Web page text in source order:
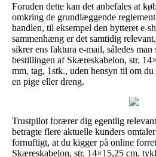
Foruden dette kan det anbefales at
omkring de grundlæggende
handlen, til eksempel den bytteret e-
sammenhæng er det samtidig
sikrer ens faktura e-mail, således man
bestillingen af Skæreskabelon, str.
mm, tag, 1stk., uden hensyn til om
en pige eller dreng.
Trustpilot forærer dig egentlig
betragte flere aktuelle kunders
fornuftigt, at du kigger på online
Skæreskabelon, str. 14×15,25 cm,